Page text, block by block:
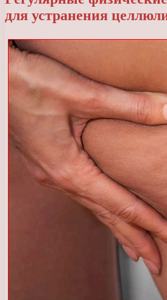
для устранения